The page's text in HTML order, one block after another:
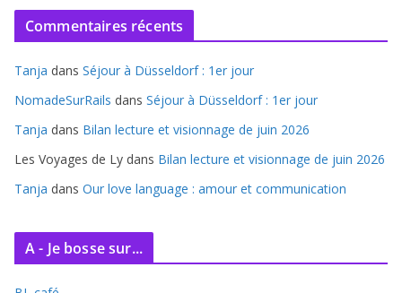
c
v
e
s
Commentaires récents
Tanja dans Séjour à Düsseldorf : 1er jour
NomadeSurRails dans Séjour à Düsseldorf : 1er jour
Tanja dans Bilan lecture et visionnage de juin 2026
Les Voyages de Ly dans Bilan lecture et visionnage de juin 2026
Tanja dans Our love language : amour et communication
A - Je bosse sur...